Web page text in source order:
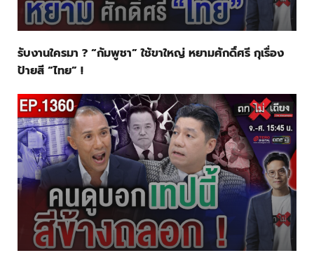
รับงานใครมา ? “กัมพูชา” ใช้ขาใหญ่ หยามศักดิ์ศรี กุเรื่อง
ป้ายสี “ไทย” !